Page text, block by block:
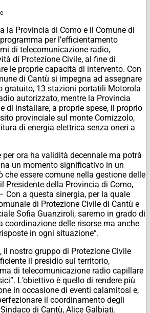
la Provincia di Como e il Comune di
per l’efficientamento
di telecomunicazione radio,
di Protezione Civile, al fine di
le proprie capacità di intervento. Con
di Cantù si impegna ad assegnare
gratuito, 13 stazioni portatili Motorola
autorizzato, mentre la Provincia
di installare, a proprie spese, il proprio
provinciale sul monte Cornizzolo,
di energia elettrica senza oneri a
per ora ha validità decennale ma potrà
un momento significativo in un
che essere comune nella gestione delle
Presidente della Provincia di Como,
Con a questa sinergia, per la quale
di Protezione Civile di Cantù e
Sofia Guanziroli, saremo in grado di
coordinazione delle risorse ma anche
in ogni situazione”.
il nostro gruppo di Protezione Civile
il presidio sul territorio,
di telecomunicazione radio capillare
L’obiettivo è quello di rendere più
in occasione di eventi calamitosi e,
il coordinamento degli
di Cantù, Alice Galbiati.